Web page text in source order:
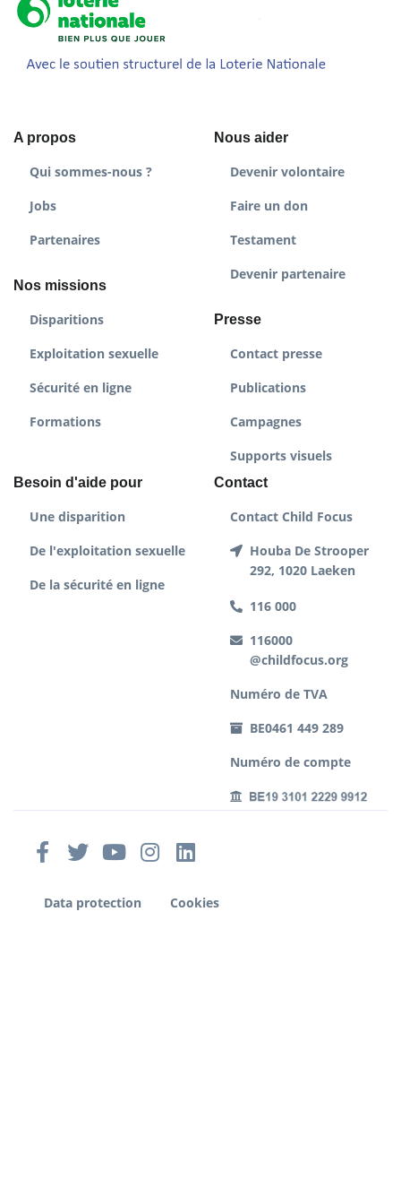
A propos
Qui sommes-nous ?
Jobs
Partenaires
Nos missions
Disparitions
Exploitation sexuelle
Sécurité en ligne
Formations
Nous aider
Devenir volontaire
Faire un don
Testament
Devenir partenaire
Presse
Contact presse
Publications
Campagnes
Supports visuels
Besoin d'aide pour
Une disparition
De l'exploitation sexuelle
De la sécurité en ligne
Contact
Contact Child Focus
Houba De Strooper
292, 1020 Laeken
116 000
116000
@childfocus.org
Numéro de TVA
BE0461 449 289
Numéro de compte
Data protection Cookies